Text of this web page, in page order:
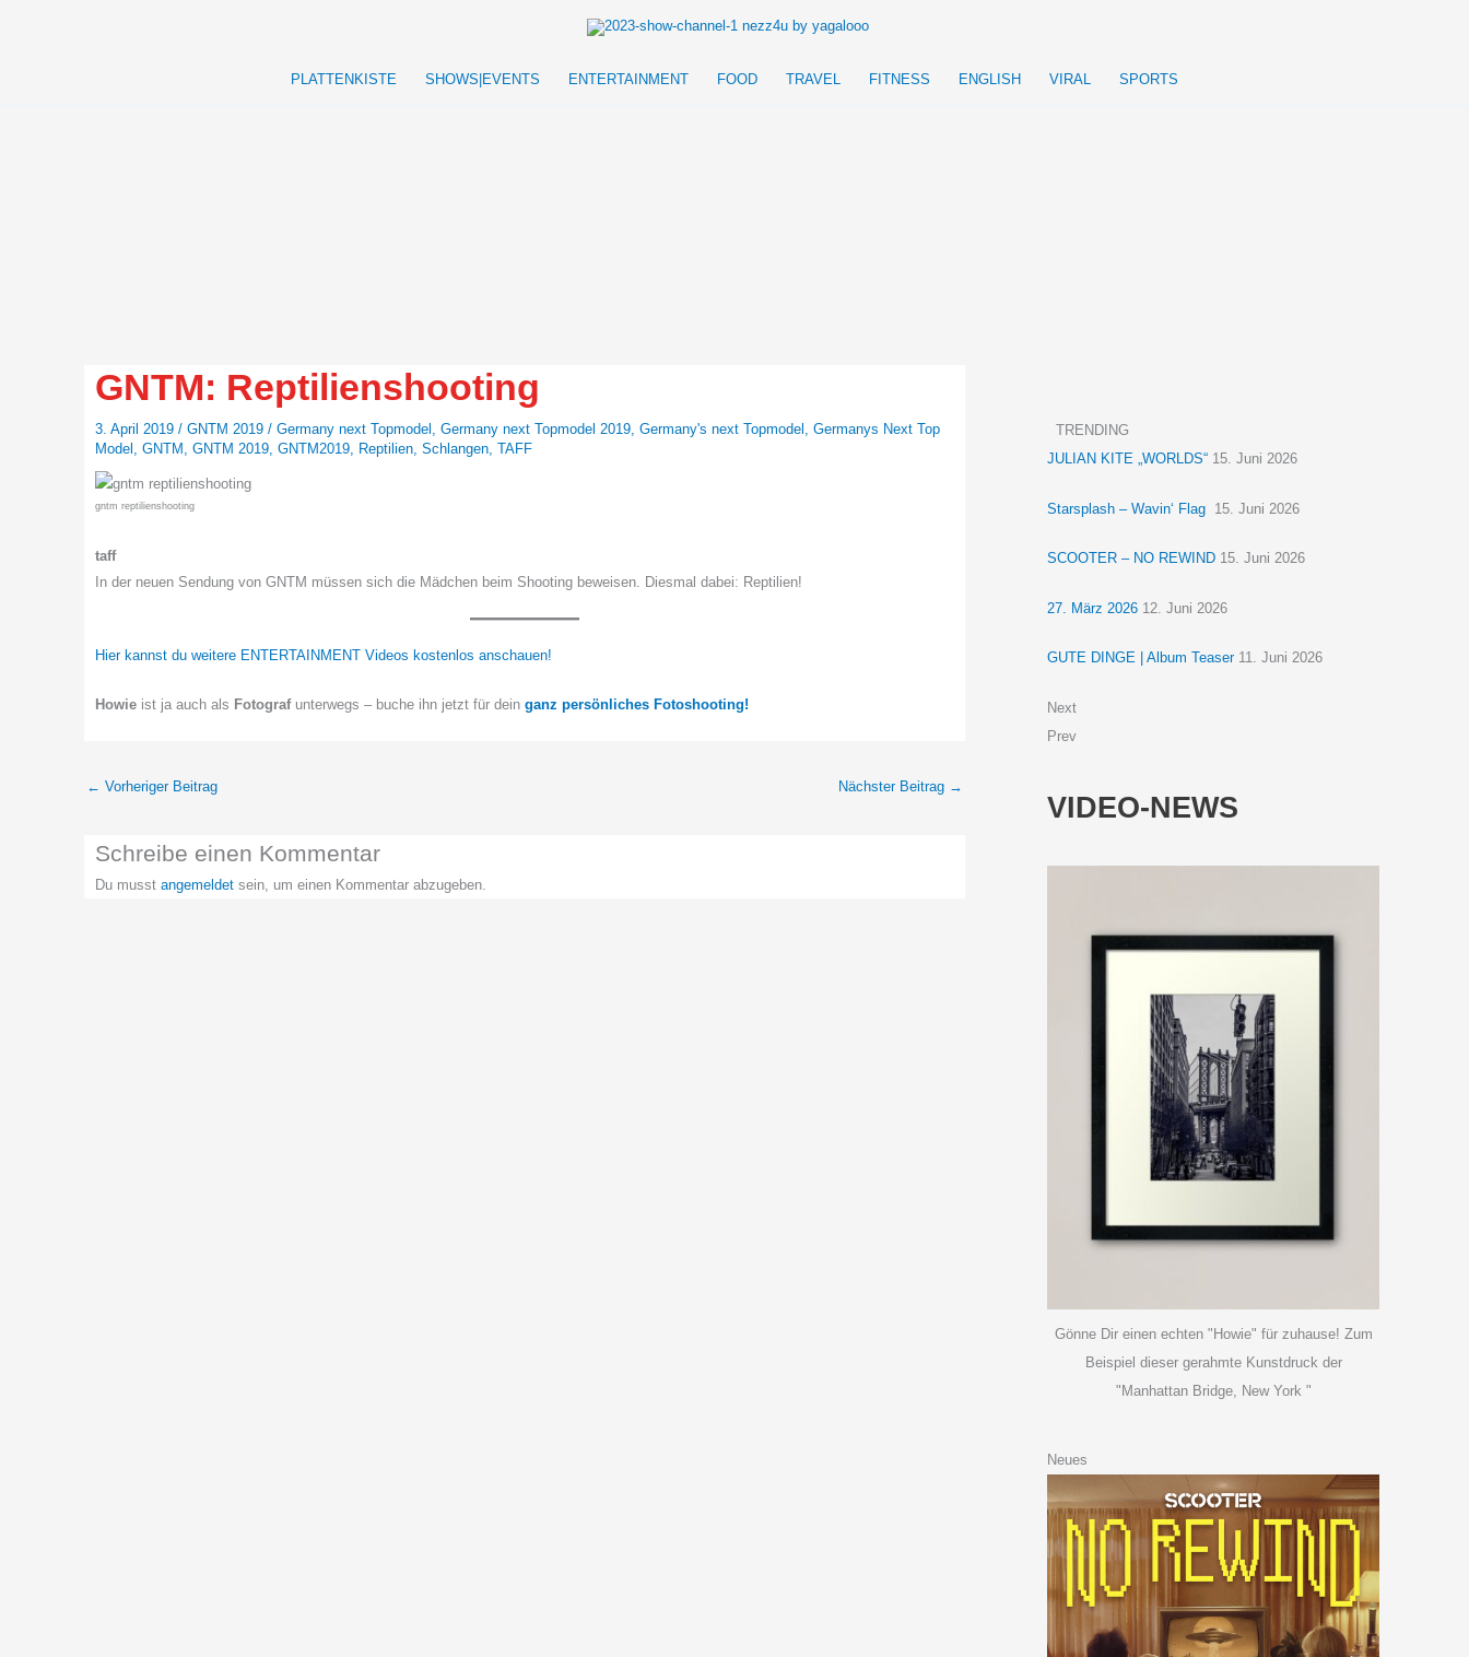
PLATTENKISTE
SHOWS|EVENTS ENTERTAINMENT FOOD TRAVEL FITNESS ENGLISH VIRAL SPORTS
GNTM: Reptilienshooting
3. April 2019 / GNTM 2019 / Germany next Topmodel , Germany next Topmodel 2019, Germany's next Topmodel , Germanys Next Top
Model , GNTM , GNTM 2019, GNTM2019, Reptilien, Schlangen, TAFF
gntm reptilienshooting
taff
In der neuen Sendung von GNTM müssen sich die Mädchen beim Shooting beweisen. Diesmal dabei: Reptilien!
Hier kannst du weitere ENTERTAINMENT Videos kostenlos anschauen!
Howie ist ja auch als Fotografunterwegs – buche ihn jetzt für dein ganz persönliches Fotoshooting!
← Vorheriger Beitrag Nächster Beitrag →
Schreibe einen Kommentar
Du musst angemeldet sein, um einen Kommentar abzugeben.
TRENDING
JULIAN KITE „WORLDS“ 15. Juni 2026
Starsplash – Wavin‘ Flag 15. Juni 2026
SCOOTER – NO REWIND 15. Juni 2026
27. März 2026 12. Juni 2026
GUTE DINGE | Album Teaser 11. Juni 2026
Next
Prev
VIDEO-NEWS
Gönne Dir einen echten "Howie" für zuhause! Zum
Beispiel dieser gerahmte Kunstdruck der
"Manhattan Bridge, New York "
Neues